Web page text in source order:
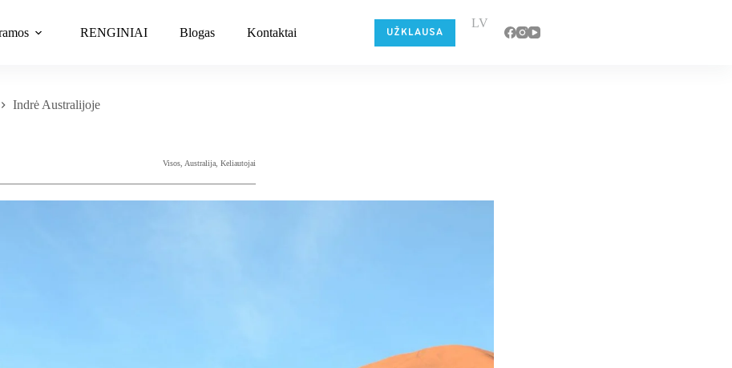
RENGINIAI Blogas Kontaktai UŽKLAUSA
LV
Indrė Australijoje
Visos, Australija, Keliautojai